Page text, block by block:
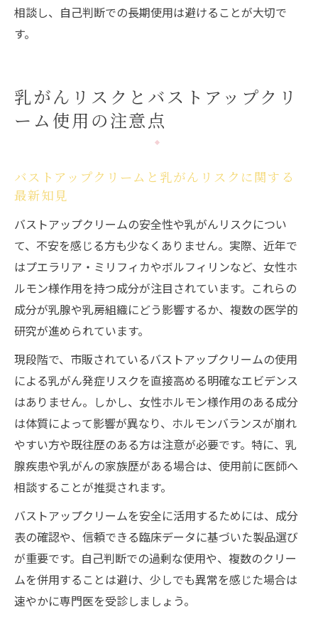
相談し、自己判断での長期使用は避けることが大切で
す。
乳がんリスクとバストアップクリ
ーム使用の注意点
バストアップクリームと乳がんリスクに関する
最新知見
バストアップクリームの安全性や乳がんリスクについ
て、不安を感じる方も少なくありません。実際、近年で
はプエラリア・ミリフィカやボルフィリンなど、女性ホ
ルモン様作用を持つ成分が注目されています。これらの
成分が乳腺や乳房組織にどう影響するか、複数の医学的
研究が進められています。
現段階で、市販されているバストアップクリームの使用
による乳がん発症リスクを直接高める明確なエビデンス
はありません。しかし、女性ホルモン様作用のある成分
は体質によって影響が異なり、ホルモンバランスが崩れ
やすい方や既往歴のある方は注意が必要です。特に、乳
腺疾患や乳がんの家族歴がある場合は、使用前に医師へ
相談することが推奨されます。
バストアップクリームを安全に活用するためには、成分
表の確認や、信頼できる臨床データに基づいた製品選び
が重要です。自己判断での過剰な使用や、複数のクリー
ムを併用することは避け、少しでも異常を感じた場合は
速やかに専門医を受診しましょう。